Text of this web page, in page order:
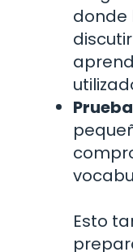
donde
Esto